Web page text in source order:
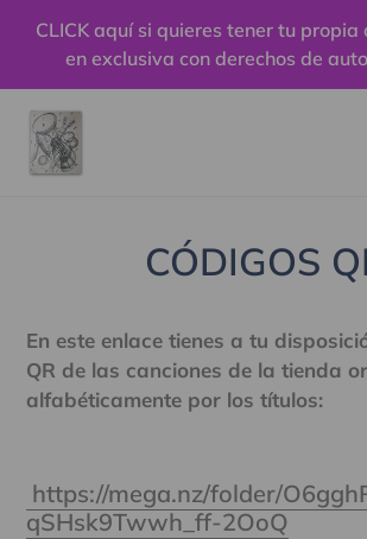
directamente
contenido
CLICK aquí si quieres tener tu propia
en exclusiva con derechos de
CÓDIGOS
En este enlace tienes a tu
QR de las canciones de la tienda
alfabéticamente por los títulos:
https://mega.nz/folder/
qSHsk9Twwh_ff-2OoQ